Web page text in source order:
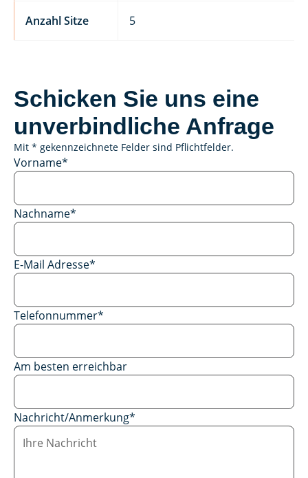
Anzahl Sitze 5
Schicken Sie uns eine
unverbindliche Anfrage
Mit * gekennzeichnete Felder sind Pflichtfelder.
Vorname*
Nachname*
E-Mail Adresse*
Telefonnummer*
Am besten erreichbar
Nachricht/Anmerkung*